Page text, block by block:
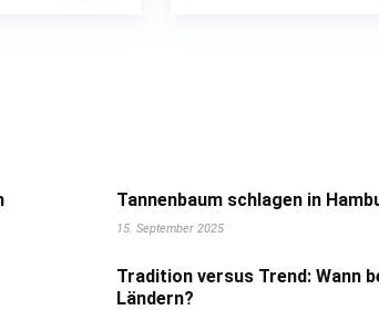
Tannenbaum schlagen in
15. September 2025
Tradition versus Trend: Wann
Ländern?